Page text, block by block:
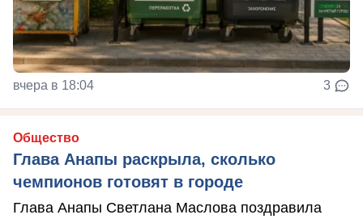
вчера в 18:04 3
Общество
Глава Анапы раскрыла, сколько
чемпионов готовят в городе
Глава Анапы Светлана Маслова поздравила